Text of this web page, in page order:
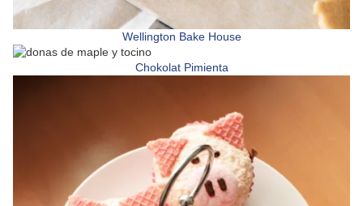
Wellington Bake House
Chokolat Pimienta